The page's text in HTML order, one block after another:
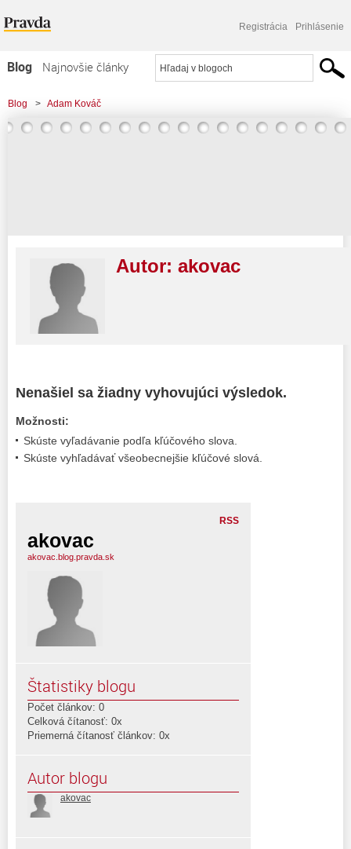
Registrácia Prihlásenie
Blog
Najnovšie články
Najčítanejšie články
Najkomentovanejšie články
Blog > Adam Kováč
Autor: akovac
Nenašiel sa žiadny vyhovujúci výsledok.
Možnosti:
Skúste vyľadávanie podľa kľúčového slova.
Skúste vyhľadávať všeobecnejšie kľúčové slová.
RSS
akovac
akovac.blog.pravda.sk
Štatistiky blogu
Počet článkov: 0
Celková čítanosť: 0x
Priemerná čítanosť článkov: 0x
Autor blogu
akovac